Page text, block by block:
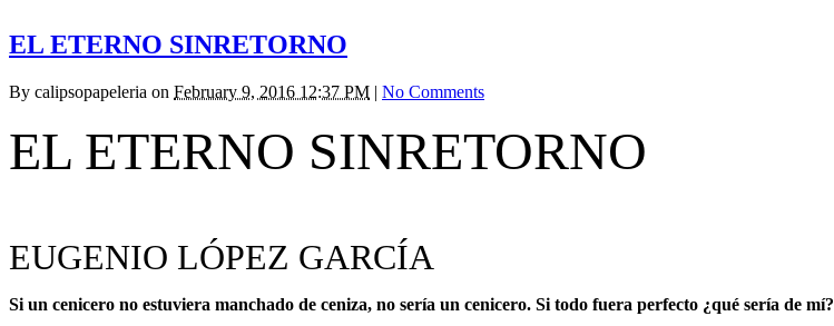
EL ETERNO SINRETORNO
By calipsopapeleria on February 9, 2016 12:37 PM | No Comments
EL ETERNO SINRETORNO
EUGENIO LÓPEZ GARCÍA
Si un cenicero no estuviera manchado de ceniza, no sería un cenicero. Si todo fuera perfecto ¿qué sería de mí?